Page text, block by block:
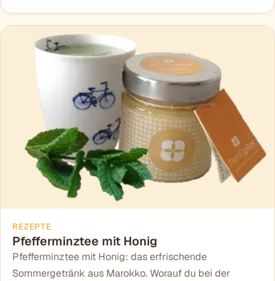
REZEPTE
Pfefferminztee mit Honig
Pfefferminztee mit Honig: das erfrischende
Sommergetränk aus Marokko. Worauf du bei der